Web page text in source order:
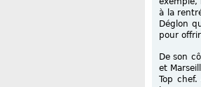
à la
Déglon
pour
De son
et
Top